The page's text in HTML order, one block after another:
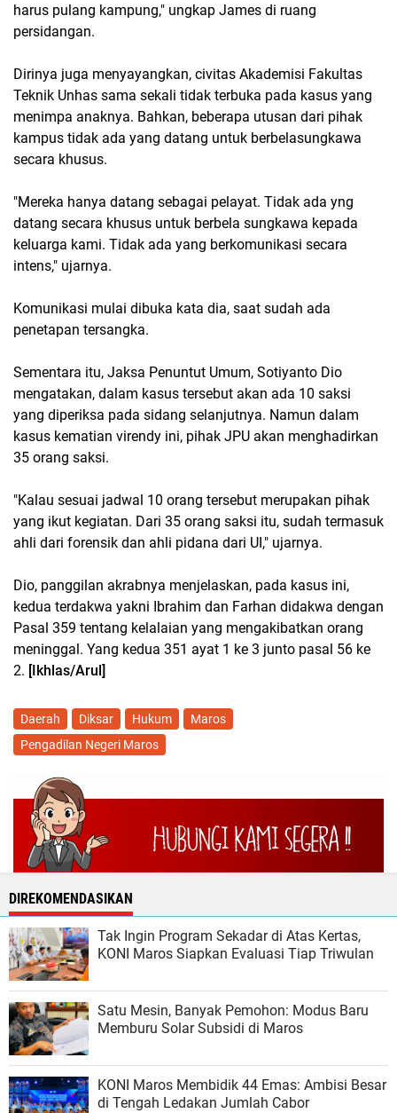
harus pulang kampung," ungkap James di ruang
persidangan.
Dirinya juga menyayangkan, civitas Akademisi Fakultas
Teknik Unhas sama sekali tidak terbuka pada kasus yang
menimpa anaknya. Bahkan, beberapa utusan dari pihak
kampus tidak ada yang datang untuk berbelasungkawa
secara khusus.
"Mereka hanya datang sebagai pelayat. Tidak ada yng
datang secara khusus untuk berbela sungkawa kepada
keluarga kami. Tidak ada yang berkomunikasi secara
intens," ujarnya.
Komunikasi mulai dibuka kata dia, saat sudah ada
penetapan tersangka.
Sementara itu, Jaksa Penuntut Umum, Sotiyanto Dio
mengatakan, dalam kasus tersebut akan ada 10 saksi
yang diperiksa pada sidang selanjutnya. Namun dalam
kasus kematian virendy ini, pihak JPU akan menghadirkan
35 orang saksi.
"Kalau sesuai jadwal 10 orang tersebut merupakan pihak
yang ikut kegiatan. Dari 35 orang saksi itu, sudah termasuk
ahli dari forensik dan ahli pidana dari UI," ujarnya.
Dio, panggilan akrabnya menjelaskan, pada kasus ini,
kedua terdakwa yakni Ibrahim dan Farhan didakwa dengan
Pasal 359 tentang kelalaian yang mengakibatkan orang
meninggal. Yang kedua 351 ayat 1 ke 3 junto pasal 56 ke
2. [Ikhlas/Arul]
Daerah Diksar Hukum
Maros
Pengadilan Negeri Maros
DIREKOMENDASIKAN
Tak Ingin Program Sekadar di Atas Kertas,
KONI Maros Siapkan Evaluasi Tiap Triwulan
Satu Mesin, Banyak Pemohon: Modus Baru
Memburu Solar Subsidi di Maros
KONI Maros Membidik 44 Emas: Ambisi Besar
di Tengah Ledakan Jumlah Cabor